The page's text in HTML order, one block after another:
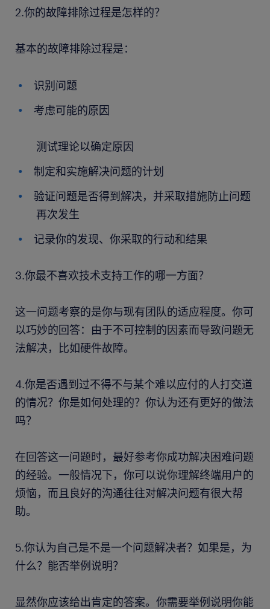
2.你的故障排除过程是怎样的？
基本的故障排除过程是：
识别问题
考虑可能的原因
测试理论以确定原因
制定和实施解决问题的计划
验证问题是否得到解决，并采取措施防止问题
再次发生
记录你的发现、你采取的行动和结果
3.你最不喜欢技术支持工作的哪一方面？
这一问题考察的是你与现有团队的适应程度。你可
以巧妙的回答：由于不可控制的因素而导致问题无
法解决，比如硬件故障。
4.你是否遇到过不得不与某个难以应付的人打交道
的情况？你是如何处理的？你认为还有更好的做法
吗？
在回答这一问题时，最好参考你成功解决困难问题
的经验。一般情况下，你可以说你理解终端用户的
烦恼，而且良好的沟通往往对解决问题有很大帮
助。
5.你认为自己是不是一个问题解决者？如果是，为
什么？能否举例说明？
显然你应该给出肯定的答案。你需要举例说明你能